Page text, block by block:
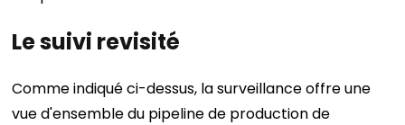
Le suivi revisité
Comme indiqué ci-dessus, la surveillance offre une
vue d'ensemble du pipeline de production de